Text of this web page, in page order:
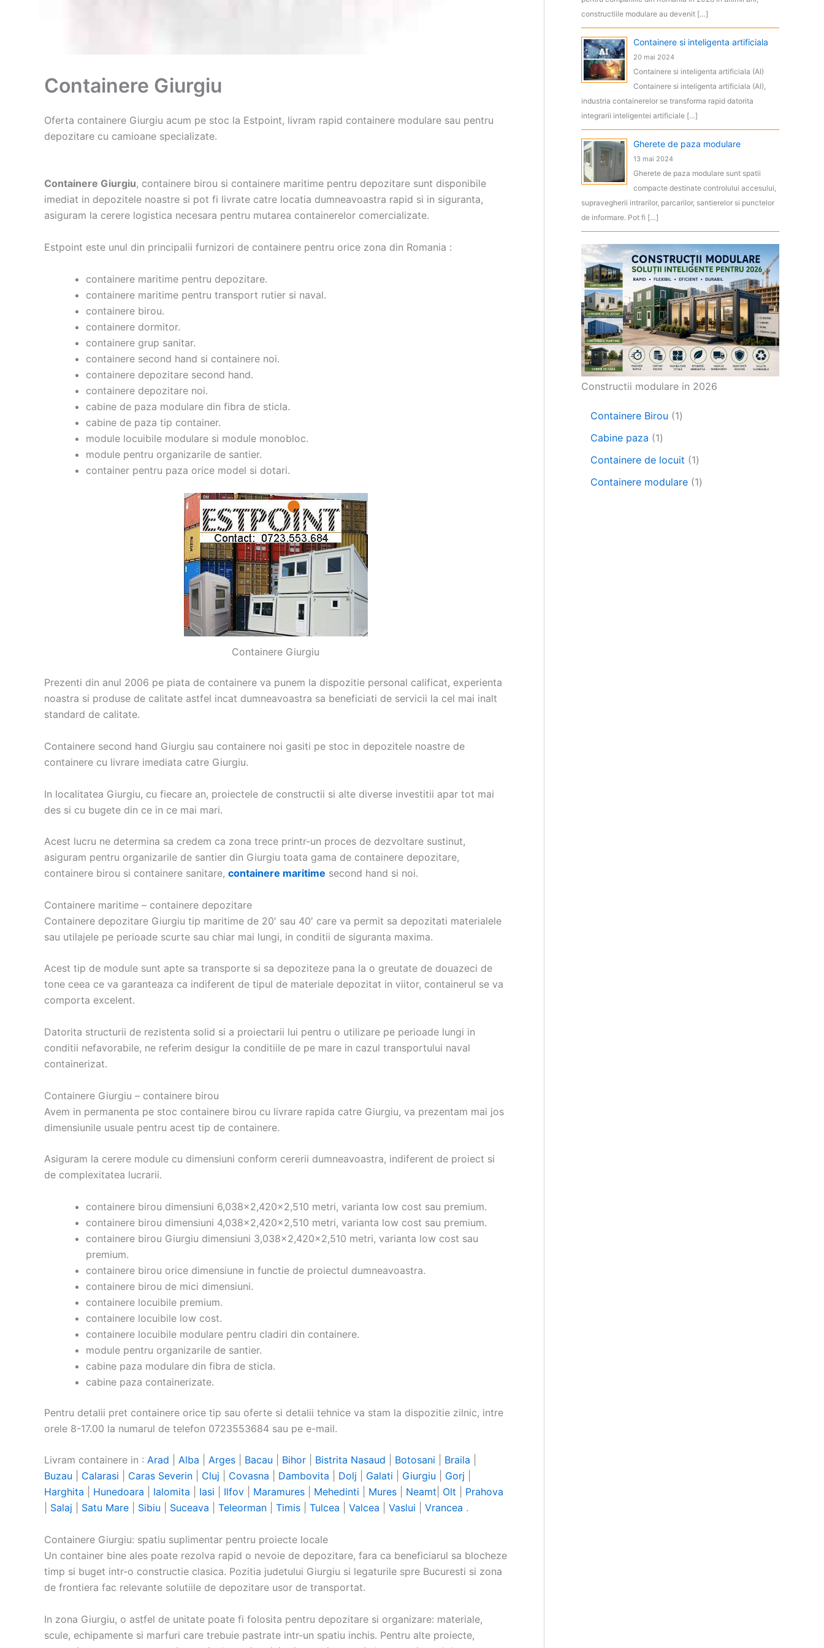
Containere Giurgiu
Oferta containere Giurgiu acum pe stoc la Estpoint, livram rapid containere modulare sau pentru
depozitare cu camioane specializate.
Containere Giurgiu, containere birou si containere maritime pentru depozitare sunt disponibile
imediat in depozitele noastre si pot fi livrate catre locatia dumneavoastra rapid si in siguranta,
asiguram la cerere logistica necesara pentru mutarea containerelor comercializate.
Estpoint este unul din principalii furnizori de containere pentru orice zona din Romania :
containere maritime pentru depozitare.
containere maritime pentru transport rutier si naval.
containere birou.
containere dormitor.
containere grup sanitar.
containere second hand si containere noi.
containere depozitare second hand.
containere depozitare noi.
cabine de paza modulare din fibra de sticla.
cabine de paza tip container.
module locuibile modulare si module monobloc.
module pentru organizarile de santier.
container pentru paza orice model si dotari.
Containere Giurgiu
Prezenti din anul 2006 pe piata de containere va punem la dispozitie personal calificat, experienta
noastra si produse de calitate astfel incat dumneavoastra sa beneficiati de servicii la cel mai inalt
standard de calitate.
Containere second hand Giurgiu sau containere noi gasiti pe stoc in depozitele noastre de
containere cu livrare imediata catre Giurgiu.
In localitatea Giurgiu, cu fiecare an, proiectele de constructii si alte diverse investitii apar tot mai
des si cu bugete din ce in ce mai mari.
Acest lucru ne determina sa credem ca zona trece printr-un proces de dezvoltare sustinut,
asiguram pentru organizarile de santier din Giurgiu toata gama de containere depozitare,
containere birou si containere sanitare, containere maritime second hand si noi.
Containere maritime – containere depozitare
Containere depozitare Giurgiu tip maritime de 20′ sau 40′ care va permit sa depozitati materialele
sau utilajele pe perioade scurte sau chiar mai lungi, in conditii de siguranta maxima.
Acest tip de module sunt apte sa transporte si sa depoziteze pana la o greutate de douazeci de
tone ceea ce va garanteaza ca indiferent de tipul de materiale depozitat in viitor, containerul se va
comporta excelent.
Datorita structurii de rezistenta solid si a proiectarii lui pentru o utilizare pe perioade lungi in
conditii nefavorabile, ne referim desigur la conditiile de pe mare in cazul transportului naval
containerizat.
Containere Giurgiu – containere birou
Avem in permanenta pe stoc containere birou cu livrare rapida catre Giurgiu, va prezentam mai jos
dimensiunile usuale pentru acest tip de containere.
Asiguram la cerere module cu dimensiuni conform cererii dumneavoastra, indiferent de proiect si
de complexitatea lucrarii.
containere birou dimensiuni 6,038×2,420×2,510 metri, varianta low cost sau premium.
containere birou dimensiuni 4,038×2,420×2,510 metri, varianta low cost sau premium.
containere birou Giurgiu dimensiuni 3,038×2,420×2,510 metri, varianta low cost sau
premium.
containere birou orice dimensiune in functie de proiectul dumneavoastra.
containere birou de mici dimensiuni.
containere locuibile premium.
containere locuibile low cost.
containere locuibile modulare pentru cladiri din containere.
module pentru organizarile de santier.
cabine paza modulare din fibra de sticla.
cabine paza containerizate.
Pentru detalii pret containere orice tip sau oferte si detalii tehnice va stam la dispozitie zilnic, intre
orele 8-17.00 la numarul de telefon 0723553684 sau pe e-mail.
Livram containere in : Arad Alba Arges Bacau Bihor Bistrita Nasaud Botosani Braila
Buzau
Calarasi Caras Severin Cluj Covasna Dambovita Dolj Galati Giurgiu Gorj
Harghita
Hunedoara Ialomita Iasi Ilfov Maramures Mehedinti Mures Neamt Olt
Prahova
Salaj Satu Mare Sibiu Suceava Teleorman Timis Tulcea Valcea Vaslui Vrancea .
Containere Giurgiu: spatiu suplimentar pentru proiecte locale
Un container bine ales poate rezolva rapid o nevoie de depozitare, fara ca beneficiarul sa blocheze
timp si buget intr-o constructie clasica. Pozitia judetului Giurgiu si legaturile spre Bucuresti si zona
de frontiera fac relevante solutiile de depozitare usor de transportat.
In zona Giurgiu, o astfel de unitate poate fi folosita pentru depozitare si organizare: materiale,
scule, echipamente si marfuri care trebuie pastrate intr-un spatiu inchis. Pentru alte proiecte,
constructiile modulare au devenit […]
Containere si inteligenta artificiala
20 mai 2024
Containere si inteligenta artificiala (AI)
Containere si inteligenta artificiala (AI),
industria containerelor se transforma rapid datorita
integrarii inteligentei artificiale […]
Gherete de paza modulare
13 mai 2024
Gherete de paza modulare sunt spatii
compacte destinate controlului accesului,
supravegherii intrarilor, parcarilor, santierelor si punctelor
de informare. Pot fi […]
Constructii modulare in 2026
Containere Birou 11
o
u
Cabine paza 11
r
o
Containere de locuit 11
r
Containere modulare 11